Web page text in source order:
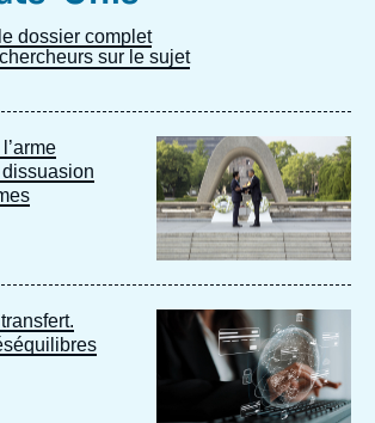
dossier complet
sur le sujet
Image
principale
Image
principale